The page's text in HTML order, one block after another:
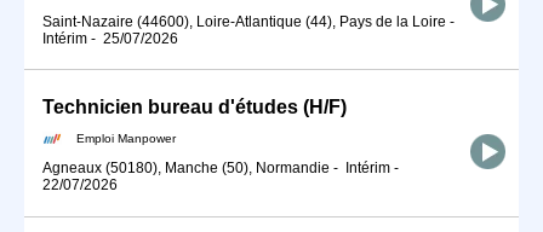
Saint-Nazaire (44600), Loire-Atlantique (44), Pays de la Loire -
Intérim - 25/07/2026
Technicien bureau d'études (H/F)
Emploi Manpower
Agneaux (50180), Manche (50), Normandie - Intérim -
22/07/2026